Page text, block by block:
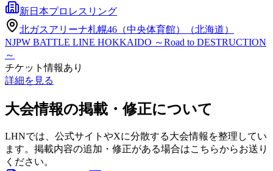
新日本プロレスリング
北ガスアリーナ札幌46（中央体育館）（北海道）
NJPW BATTLE LINE HOKKAIDO ～Road to DESTRUCTION
～
チケット情報あり
詳細を見る
大会情報の掲載・修正について
LHNでは、公式サイトやXに分散する大会情報を整理してい
ます。掲載内容の追加・修正がある場合はこちらからお送り
ください。